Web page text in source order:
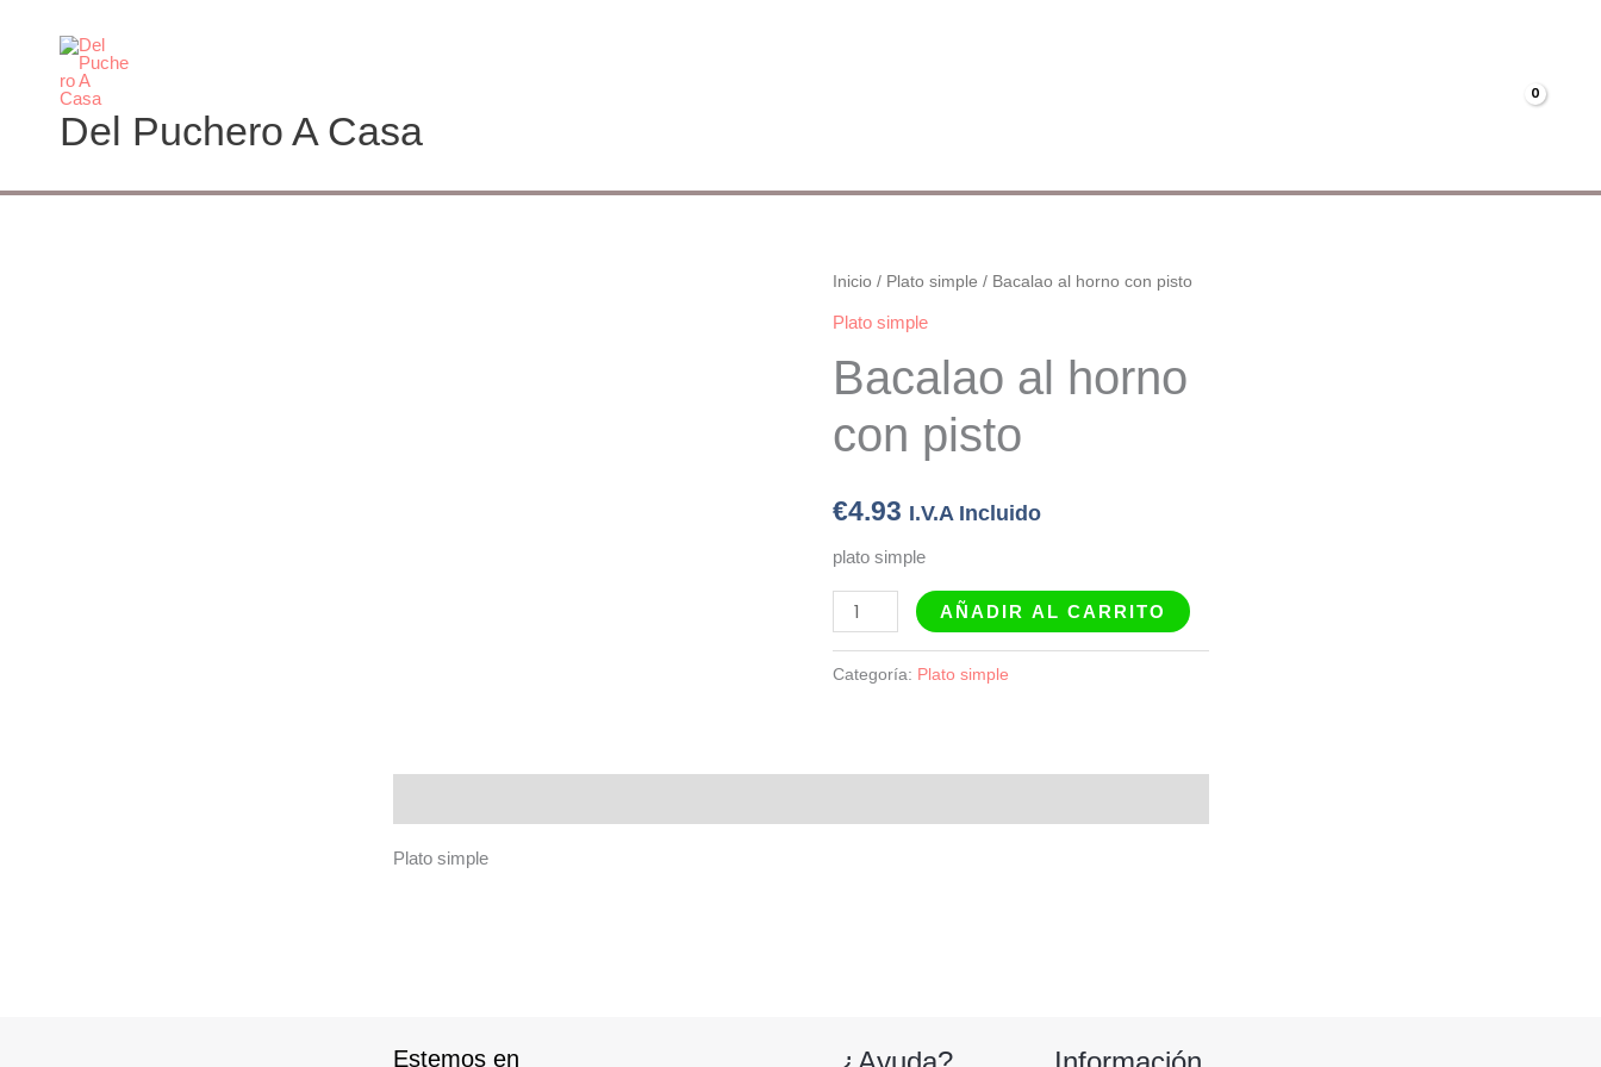
contenido
Del Puchero A Casa
Inicio / Plato simple / Bacalao al horno con pisto
Plato simple
Bacalao al horno
con pisto
€4.93 I.V.A Incluido
plato simple
Bacalao
al
con
cantidad
AÑADIR AL CARRITO
Categoría: Plato simple
Plato simple
Estemos en